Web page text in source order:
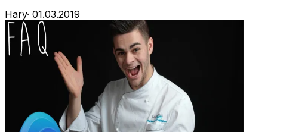
Hary· 01.03.2019